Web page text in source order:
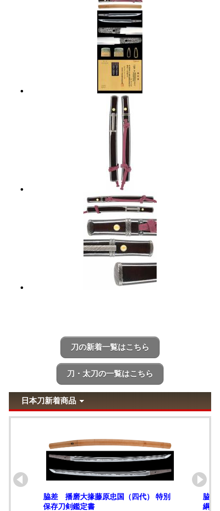
刀の新着一覧はこちら
刀・太刀の一覧はこちら
日本刀新着商品
脇差 播磨大掾藤原忠国（四代） 特別
保存刀剣鑑定書
脇
綱)